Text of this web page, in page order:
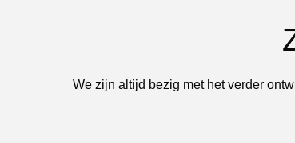
We zijn altijd bezig met het verder